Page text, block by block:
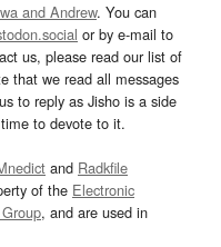
and Andrew. You can
or by e-mail to
us, please read our list of
that we read all messages
to reply as Jisho is a side
to devote to it.
and Radkfile
of the Electronic
, and are used in